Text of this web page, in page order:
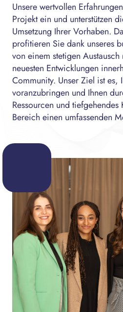
Unsere wertvollen
Projekt ein und unterstützen
Umsetzung Ihrer Vorhaben.
profitieren Sie dank unseres
von einem stetigen
neuesten Entwicklungen
Community. Unser Ziel ist es,
voranzubringen und Ihnen
Ressourcen und tiefgehendes
Bereich einen umfassenden